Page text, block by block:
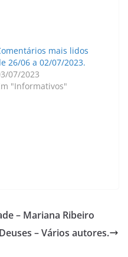
mais lidos
26/06 a 02/07/2023.
07/2023
"Informativos"
– Mariana Ribeiro
– Vários autores.